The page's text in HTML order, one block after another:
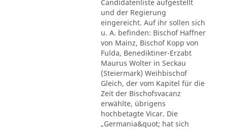
Candidatenliste aufgestellt
und der Regierung
eingereicht. Auf ihr sollen sich
u. A. befinden: Bischof Haffner
von Mainz, Bischof Kopp von
Fulda, Benediktiner-Erzabt
Maurus Wolter in Seckau
(Steiermark) Weihbischof
Gleich, der vom Kapitel für die
Zeit der Bischofsvacanz
erwählte, übrigens
hochbetagte Vicar. Die
„Germania&quot; hat sich